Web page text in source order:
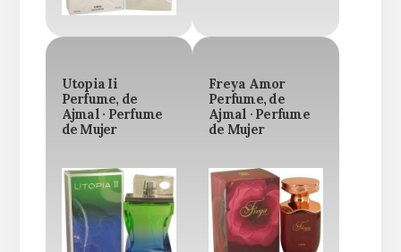
Utopia Ii
Perfume, de
Ajmal · Perfume
de Mujer
Freya Amor
Perfume, de
Ajmal · Perfume
de Mujer